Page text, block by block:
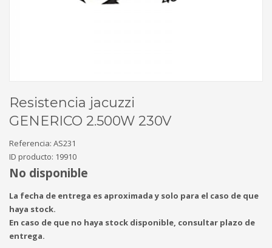
Resistencia jacuzzi
GENERICO 2.500W 230V
Referencia: AS231
ID producto: 19910
No disponible
La fecha de entrega es aproximada y solo para el caso de que
haya stock.
En caso de que no haya stock disponible, consultar plazo de
entrega.